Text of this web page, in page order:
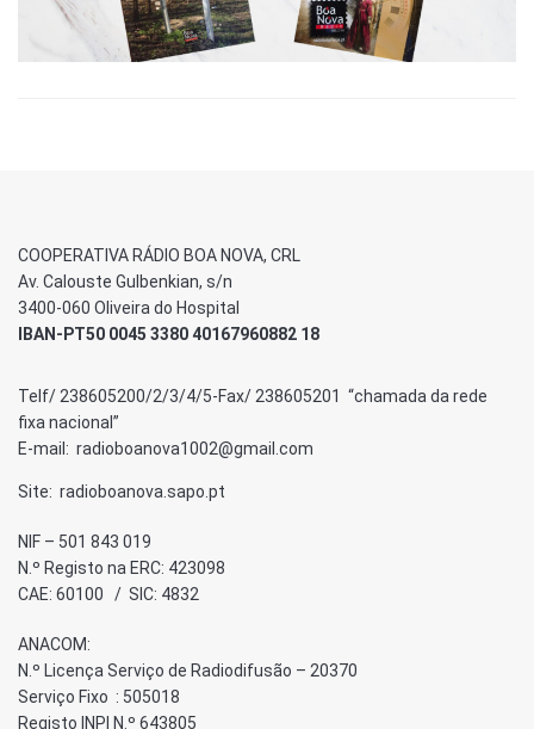
COOPERATIVA RÁDIO BOA NOVA, CRL
Av. Calouste Gulbenkian, s/n
3400-060 Oliveira do Hospital
IBAN-PT50 0045 3380 40167960882 18
Telf/ 238605200/2/3/4/5-Fax/ 238605201 “chamada da rede
fixa nacional”
E-mail: radioboanova1002@gmail.com
Site: radioboanova.sapo.pt
NIF – 501 843 019
N.º Registo na ERC: 423098
CAE: 60100 / SIC: 4832
ANACOM:
N.º Licença Serviço de Radiodifusão – 20370
Serviço Fixo : 505018
Registo INPI N.º 643805